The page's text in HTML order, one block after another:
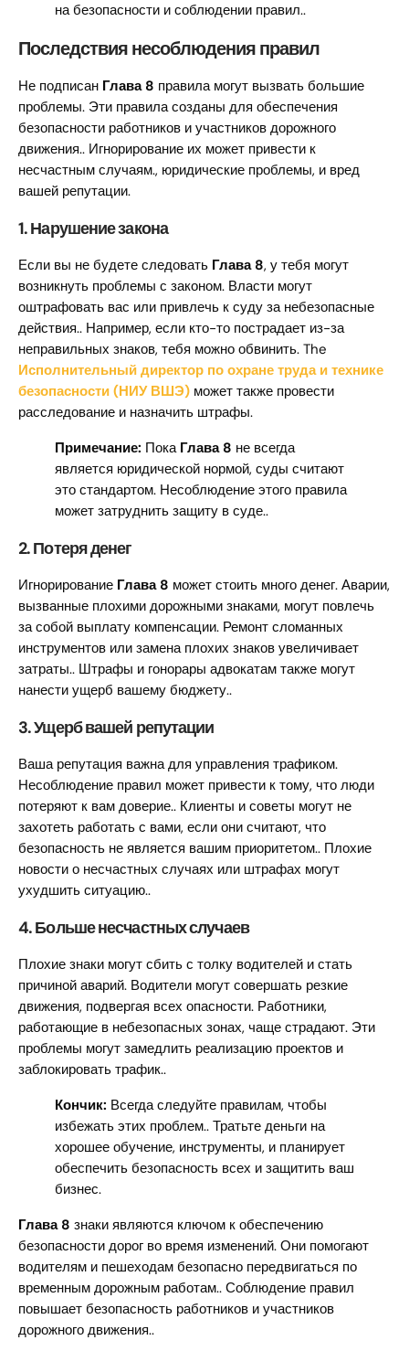
на безопасности и соблюдении правил..
Последствия несоблюдения правил
Не подписан Глава 8 правила могут вызвать большие
проблемы. Эти правила созданы для обеспечения
безопасности работников и участников дорожного
движения.. Игнорирование их может привести к
несчастным случаям., юридические проблемы, и вред
вашей репутации.
1.Нарушение закона
Если вы не будете следовать Глава 8, у тебя могут
возникнуть проблемы с законом. Власти могут
оштрафовать вас или привлечь к суду за небезопасные
действия.. Например, если кто-то пострадает из-за
неправильных знаков, тебя можно обвинить. The
Исполнительный директор по охране труда и технике
безопасности (НИУ ВШЭ) может также провести
расследование и назначить штрафы.
Примечание: Пока Глава 8 не всегда
является юридической нормой, суды считают
это стандартом. Несоблюдение этого правила
может затруднить защиту в суде..
2.Потеря денег
Игнорирование Глава 8 может стоить много денег. Аварии,
вызванные плохими дорожными знаками, могут повлечь
за собой выплату компенсации. Ремонт сломанных
инструментов или замена плохих знаков увеличивает
затраты.. Штрафы и гонорары адвокатам также могут
нанести ущерб вашему бюджету..
3.Ущерб вашей репутации
Ваша репутация важна для управления трафиком.
Несоблюдение правил может привести к тому, что люди
потеряют к вам доверие.. Клиенты и советы могут не
захотеть работать с вами, если они считают, что
безопасность не является вашим приоритетом.. Плохие
новости о несчастных случаях или штрафах могут
ухудшить ситуацию..
4.Больше несчастных случаев
Плохие знаки могут сбить с толку водителей и стать
причиной аварий. Водители могут совершать резкие
движения, подвергая всех опасности. Работники,
работающие в небезопасных зонах, чаще страдают. Эти
проблемы могут замедлить реализацию проектов и
заблокировать трафик..
Кончик: Всегда следуйте правилам, чтобы
избежать этих проблем.. Тратьте деньги на
хорошее обучение, инструменты, и планирует
обеспечить безопасность всех и защитить ваш
бизнес.
Глава 8 знаки являются ключом к обеспечению
безопасности дорог во время изменений. Они помогают
водителям и пешеходам безопасно передвигаться по
временным дорожным работам.. Соблюдение правил
повышает безопасность работников и участников
дорожного движения..